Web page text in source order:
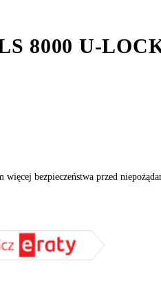
8000 U-
bezpieczeństwa przed